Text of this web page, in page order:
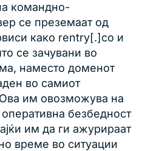
командно-
се преземаат од
како rentry[.]co и
се зачувани во
наместо доменот
во самиот
им овозможува на
безбедност
им да ги ажурираат
време во ситуации